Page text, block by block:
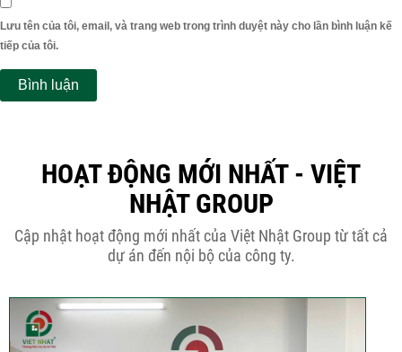
Lưu tên của tôi, email, và trang web trong trình duyệt này cho lần bình luận kế
tiếp của tôi.
HOẠT ĐỘNG MỚI NHẤT - VIỆT
NHẬT GROUP
Cập nhật hoạt động mới nhất của Việt Nhật Group từ tất cả
dự án đến nội bộ của công ty.